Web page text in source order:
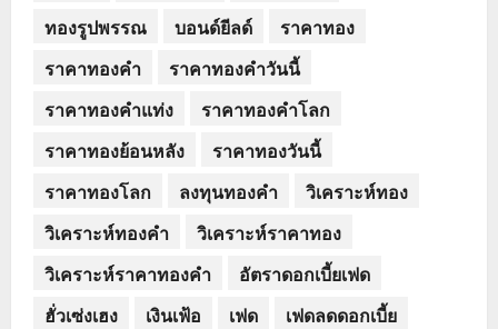
ทองรูปพรรณ
บอนด์ยีลด์
ราคาทอง
ราคาทองคำ
ราคาทองคำวันนี้
ราคาทองคำแท่ง
ราคาทองคำโลก
ราคาทองย้อนหลัง
ราคาทองวันนี้
ราคาทองโลก
ลงทุนทองคำ
วิเคราะห์ทอง
วิเคราะห์ทองคำ
วิเคราะห์ราคาทอง
วิเคราะห์ราคาทองคำ
อัตราดอกเบี้ยเฟด
ฮั่วเซ่งเฮง
เงินเฟ้อ เฟด
เฟดลดดอกเบี้ย